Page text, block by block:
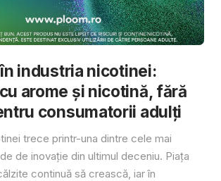
industria nicotinei:
arome și nicotină, fără
consumatorii adulți
trece printr-una dintre cele mai
de inovație din ultimul deceniu. Piața
continuă să crească, iar în